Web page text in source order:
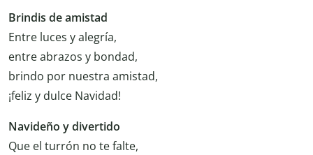
Brindis de amistad
Entre luces y alegría,
entre abrazos y bondad,
brindo por nuestra amistad,
¡feliz y dulce Navidad!
Navideño y divertido
Que el turrón no te falte,